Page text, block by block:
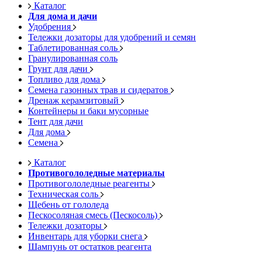
Каталог
Для дома и дачи
Удобрения
Тележки дозаторы для удобрений и семян
Таблетированная соль
Гранулированная соль
Грунт для дачи
Топливо для дома
Семена газонных трав и сидератов
Дренаж керамзитовый
Контейнеры и баки мусорные
Тент для дачи
Для дома
Семена
Каталог
Противогололедные материалы
Противогололедные реагенты
Техническая соль
Щебень от гололеда
Пескосоляная смесь (Пескосоль)
Тележки дозаторы
Инвентарь для уборки снега
Шампунь от остатков реагента